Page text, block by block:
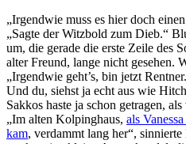
„Irgendwie muss es hier doch
„Sagte der Witzbold zum Dieb.“
um, die gerade die erste Zeile des
alter Freund, lange nicht gesehen.
„Irgendwie geht’s, bin jetzt
Und du, siehst ja echt aus wie
Sakkos haste ja schon getragen,
„Im alten Kolpinghaus, als
kam, verdammt lang her“,